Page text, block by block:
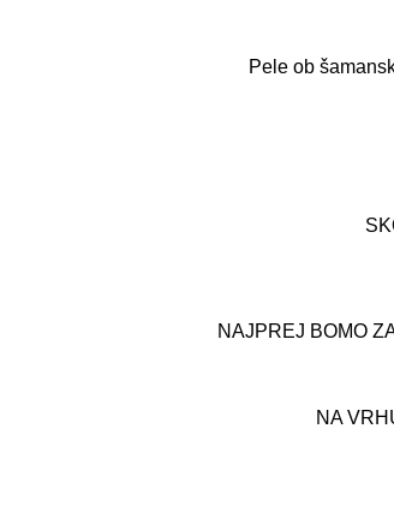
Pele ob
NAJPREJ BOMO
NA